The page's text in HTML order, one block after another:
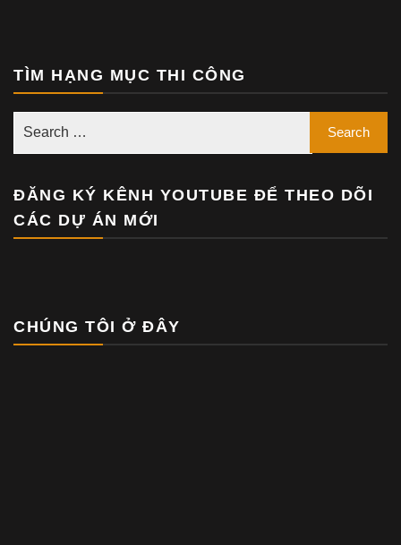
TÌM HẠNG MỤC THI CÔNG
ĐĂNG KÝ KÊNH YOUTUBE ĐỂ THEO DÕI
CÁC DỰ ÁN MỚI
CHÚNG TÔI Ở ĐÂY